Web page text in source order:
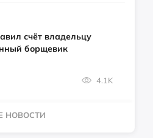
счёт владельцу
борщевик
4.1K
НОВОСТИ